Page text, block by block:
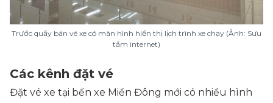
Trước quầy bán vé xe có màn hình hiển thị lịch trình xe chạy (Ảnh: Sưu
tầm internet)
Các kênh đặt vé
Đặt vé xe tại bến xe Miền Đông mới có nhiều hình